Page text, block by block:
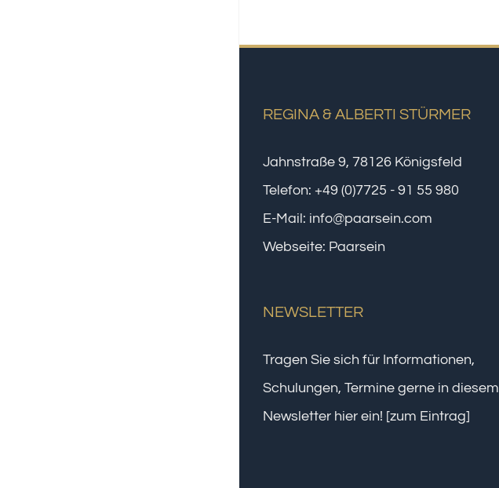
REGINA & ALBERTI STÜRMER
Jahnstraße 9, 78126 Königsfeld
Telefon: +49 (0)7725 - 91 55 980
E-Mail: info@paarsein.com
Webseite: Paarsein
NEWSLETTER
Tragen Sie sich für Informationen,
Schulungen, Termine gerne in diesem
Newsletter hier ein! [zum Eintrag]